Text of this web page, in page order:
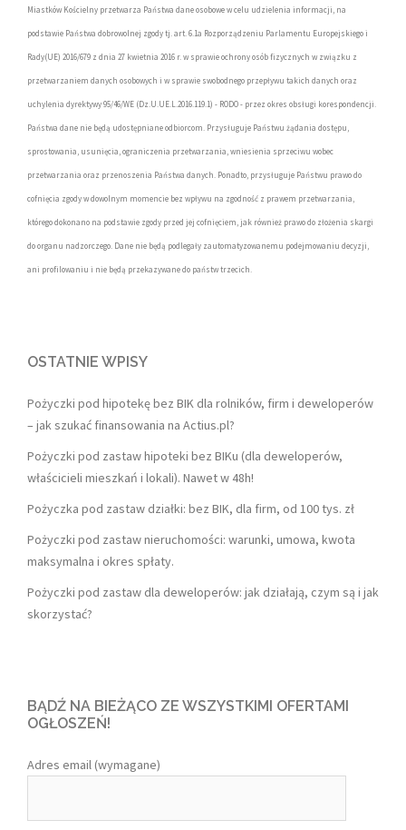
Miastków Kościelny przetwarza Państwa dane osobowe w celu udzielenia informacji, na
podstawie Państwa dobrowolnej zgody tj. art. 6.1a Rozporządzeniu Parlamentu Europejskiego i
Rady(UE) 2016/679 z dnia 27 kwietnia 2016 r. w sprawie ochrony osób fizycznych w związku z
przetwarzaniem danych osobowych i w sprawie swobodnego przepływu takich danych oraz
uchylenia dyrektywy 95/46/WE (Dz.U.UE.L.2016.119.1) - RODO - przez okres obsługi korespondencji.
Państwa dane nie będą udostępniane odbiorcom. Przysługuje Państwu żądania dostępu,
sprostowania, usunięcia, ograniczenia przetwarzania, wniesienia sprzeciwu wobec
przetwarzania oraz przenoszenia Państwa danych. Ponadto, przysługuje Państwu prawo do
cofnięcia zgody w dowolnym momencie bez wpływu na zgodność z prawem przetwarzania,
którego dokonano na podstawie zgody przed jej cofnięciem, jak również prawo do złożenia skargi
do organu nadzorczego. Dane nie będą podlegały zautomatyzowanemu podejmowaniu decyzji,
ani profilowaniu i nie będą przekazywane do państw trzecich.
OSTATNIE WPISY
Pożyczki pod hipotekę bez BIK dla rolników, firm i deweloperów
– jak szukać finansowania na Actius.pl?
Pożyczki pod zastaw hipoteki bez BIKu (dla deweloperów,
właścicieli mieszkań i lokali). Nawet w 48h!
Pożyczka pod zastaw działki: bez BIK, dla firm, od 100 tys. zł
Pożyczki pod zastaw nieruchomości: warunki, umowa, kwota
maksymalna i okres spłaty.
Pożyczki pod zastaw dla deweloperów: jak działają, czym są i jak
skorzystać?
BĄDŹ NA BIEŻĄCO ZE WSZYSTKIMI OFERTAMI
OGŁOSZEŃ!
Adres email (wymagane)